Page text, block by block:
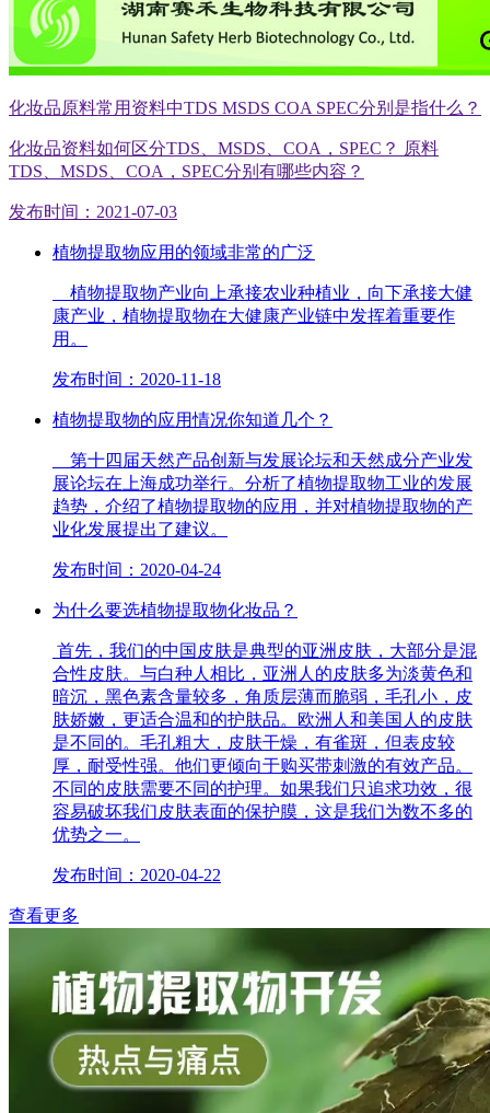
化妆品原料常用资料中TDS MSDS COA SPEC分别是指什么？
化妆品资料如何区分TDS、MSDS、COA，SPEC？ 原料
TDS、MSDS、COA，SPEC分别有哪些内容？
发布时间：2021-07-03
植物提取物应用的领域非常的广泛
植物提取物产业向上承接农业种植业，向下承接大健
康产业，植物提取物在大健康产业链中发挥着重要作
用。
发布时间：2020-11-18
植物提取物的应用情况你知道几个？
第十四届天然产品创新与发展论坛和天然成分产业发
展论坛在上海成功举行。分析了植物提取物工业的发展
趋势，介绍了植物提取物的应用，并对植物提取物的产
业化发展提出了建议。
发布时间：2020-04-24
为什么要选植物提取物化妆品？
首先，我们的中国皮肤是典型的亚洲皮肤，大部分是混
合性皮肤。与白种人相比，亚洲人的皮肤多为淡黄色和
暗沉，黑色素含量较多，角质层薄而脆弱，毛孔小，皮
肤娇嫩，更适合温和的护肤品。欧洲人和美国人的皮肤
是不同的。毛孔粗大，皮肤干燥，有雀斑，但表皮较
厚，耐受性强。他们更倾向于购买带刺激的有效产品。
不同的皮肤需要不同的护理。如果我们只追求功效，很
容易破坏我们皮肤表面的保护膜，这是我们为数不多的
优势之一。
发布时间：2020-04-22
查看更多